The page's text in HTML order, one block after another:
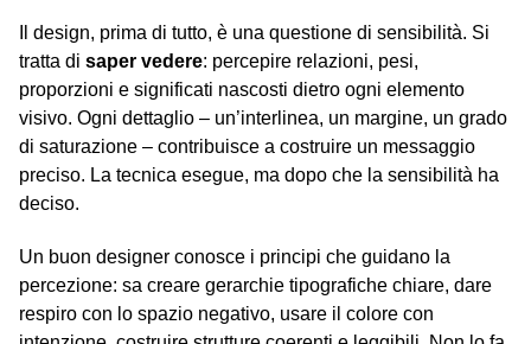
Il design, prima di tutto, è una questione di sensibilità. Si
tratta di saper vedere: percepire relazioni, pesi,
proporzioni e significati nascosti dietro ogni elemento
visivo. Ogni dettaglio – un’interlinea, un margine, un grado
di saturazione – contribuisce a costruire un messaggio
preciso. La tecnica esegue, ma dopo che la sensibilità ha
deciso.
Un buon designer conosce i principi che guidano la
percezione: sa creare gerarchie tipografiche chiare, dare
respiro con lo spazio negativo, usare il colore con